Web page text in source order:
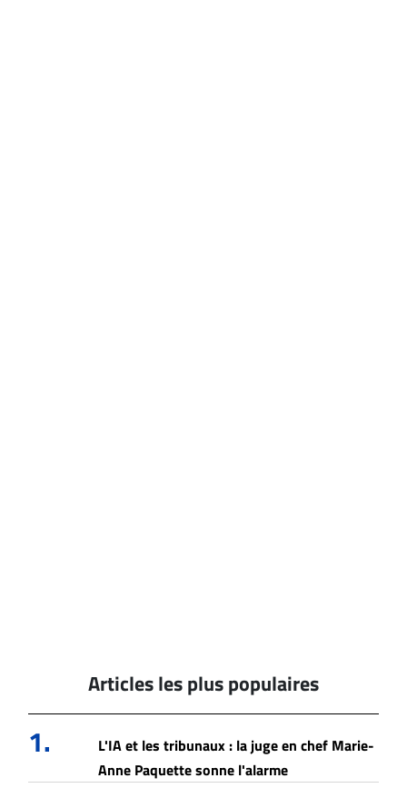
Articles les plus populaires
1.
L'IA et les tribunaux : la juge en chef Marie-
Anne Paquette sonne l'alarme